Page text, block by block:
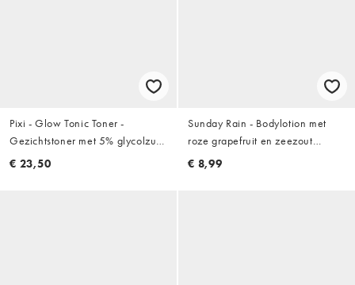
Pixi - Glow Tonic Toner -
Gezichtstoner met 5% glycolzuur
250 ml
€ 23,50
Sunday Rain - Bodylotion met
roze grapefruit en zeezout
520ml
€ 8,99